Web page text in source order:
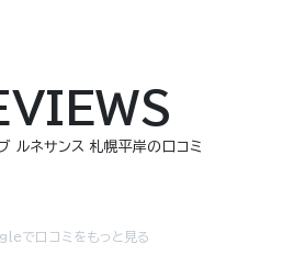
ルネサンス 札幌平岸の口コミ
で口コミをもっと見る